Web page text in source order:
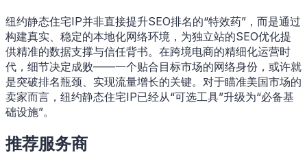
纽约静态住宅IP并非直接提升SEO排名的“特效药”，而是通过
构建真实、稳定的本地化网络环境，为独立站的SEO优化提
供精准的数据支撑与信任背书。在跨境电商的精细化运营时
代，细节决定成败——一个贴合目标市场的网络身份，或许就
是突破排名瓶颈、实现流量增长的关键。对于瞄准美国市场的
卖家而言，纽约静态住宅IP已经从“可选工具”升级为“必备基
础设施”。
推荐服务商